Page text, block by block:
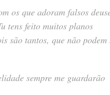
os que adoram falsos
tens feito muitos planos
são tantos, que não podem
sempre me guardarão